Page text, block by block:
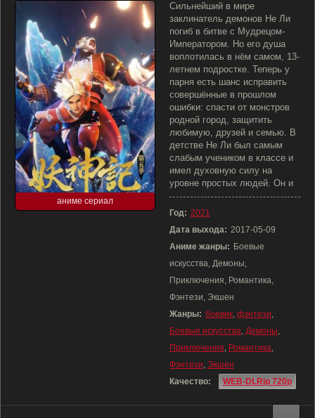
аниме сериал
Сильнейший в мире
заклинатель демонов Не Ли
погиб в битве с Мудрецом-
Императором. Но его душа
воплотилась в нём самом, 13-
летнем подростке. Теперь у
парня есть шанс исправить
совершённые в прошлом
ошибки: спасти от монстров
родной город, защитить
любимую, друзей и семью. В
детстве Не Ли был самым
слабым учеником в классе и
имел духовную силу на
уровне простых людей. Он и
Год: 2021
Дата выхода: 2017-05-09
Аниме жанры: Боевые
искусства, Демоны,
Приключения, Романтика,
Фэнтези, Экшен
Жанры: боевик, фэнтези,
Боевые искусства, Демоны,
Приключения, Романтика,
Фэнтези, Экшен
Качество:
WEB-DLRip 720p